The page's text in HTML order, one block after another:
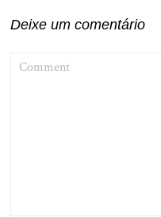
Deixe um comentário